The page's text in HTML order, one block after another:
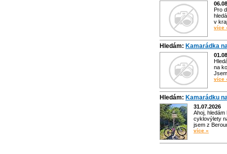
Pro
v
více
Hledám: Kamarádka
na
více
Hledám: Kamarádku
31.07.2026
Ahoj,
cyklovýlety
jsem z
více »